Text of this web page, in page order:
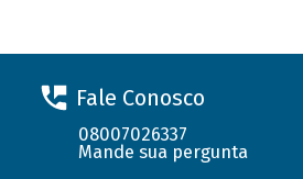
Fale Conosco
08007026337
Mande sua pergunta